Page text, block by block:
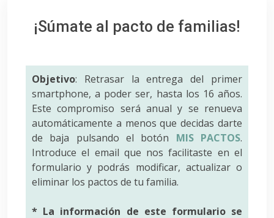
¡Súmate al pacto de familias!
Objetivo: Retrasar la entrega del primer
smartphone, a poder ser, hasta los 16 años.
Este compromiso será anual y se renueva
automáticamente a menos que decidas darte
de baja pulsando el botón MIS PACTOS.
Introduce el email que nos facilitaste en el
formulario y podrás modificar, actualizar o
eliminar los pactos de tu familia.
* La información de este formulario se